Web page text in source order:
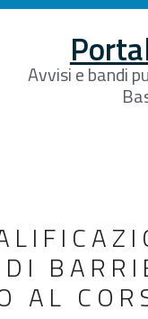
Avvisi e bandi
AL